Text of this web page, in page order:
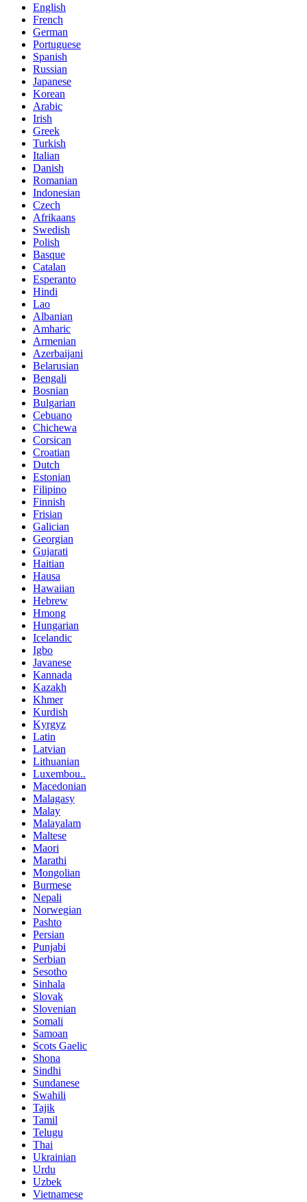
English
French
German
Portuguese
Spanish
Russian
Japanese
Korean
Arabic
Irish
Greek
Turkish
Italian
Danish
Romanian
Indonesian
Czech
Afrikaans
Swedish
Polish
Basque
Catalan
Esperanto
Hindi
Lao
Albanian
Amharic
Armenian
Azerbaijani
Belarusian
Bengali
Bosnian
Bulgarian
Cebuano
Chichewa
Corsican
Croatian
Dutch
Estonian
Filipino
Finnish
Frisian
Galician
Georgian
Gujarati
Haitian
Hausa
Hawaiian
Hebrew
Hmong
Hungarian
Icelandic
Igbo
Javanese
Kannada
Kazakh
Khmer
Kurdish
Kyrgyz
Latin
Latvian
Lithuanian
Luxembou..
Macedonian
Malagasy
Malay
Malayalam
Maltese
Maori
Marathi
Mongolian
Burmese
Nepali
Norwegian
Pashto
Persian
Punjabi
Serbian
Sesotho
Sinhala
Slovak
Slovenian
Somali
Samoan
Scots Gaelic
Shona
Sindhi
Sundanese
Swahili
Tajik
Tamil
Telugu
Thai
Ukrainian
Urdu
Uzbek
Vietnamese